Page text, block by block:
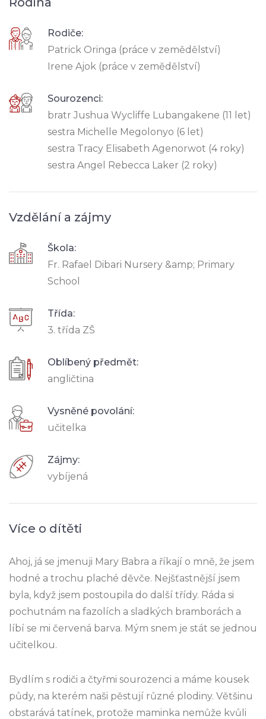
Rodiče:
Patrick Oringa (práce v zemědělství)
Irene Ajok (práce v zemědělství)
Sourozenci:
bratr Jushua Wycliffe Lubangakene (11 let)
sestra Michelle Megolonyo (6 let)
sestra Tracy Elisabeth Agenorwot (4 roky)
sestra Angel Rebecca Laker (2 roky)
Vzdělání a zájmy
Škola:
Fr. Rafael Dibari Nursery &amp; Primary
School
Třída:
3. třída ZŠ
Oblíbený předmět:
angličtina
Vysněné povolání:
učitelka
Zájmy:
vybíjená
Více o dítěti
Ahoj, já se jmenuji Mary Babra a říkají o mně, že jsem
hodné a trochu plaché děvče. Nejšťastnější jsem
byla, když jsem postoupila do další třídy. Ráda si
pochutnám na fazolích a sladkých bramborách a
líbí se mi červená barva. Mým snem je stát se jednou
učitelkou.
Bydlím s rodiči a čtyřmi sourozenci a máme kousek
půdy, na kterém naši pěstují různé plodiny. Většinu
obstarává tatínek, protože maminka nemůže kvůli